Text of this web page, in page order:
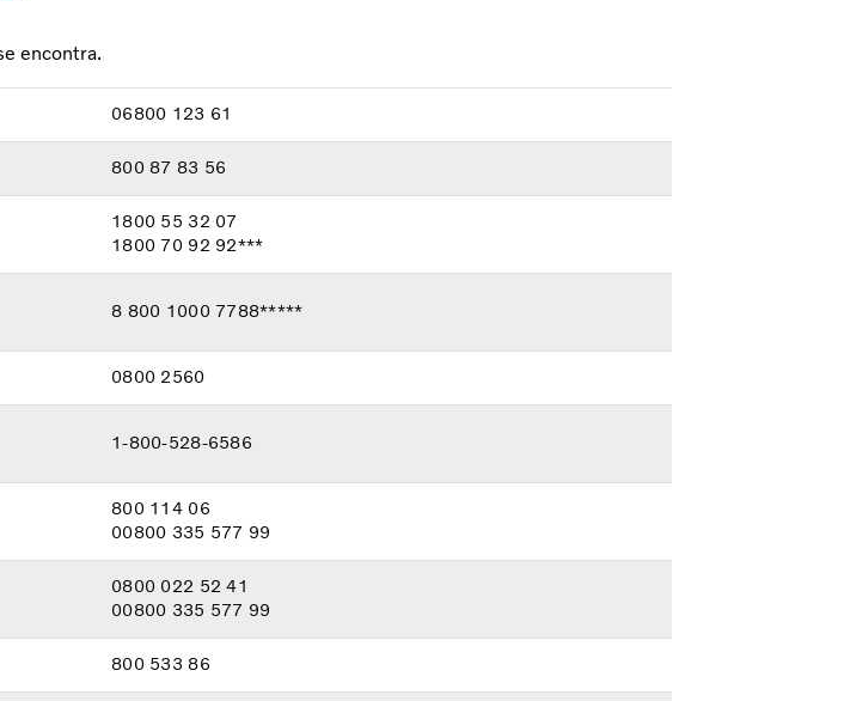
encontra.
06800 123 61
800 87 83 56
1800 55 32 07
1800 70 92 92***
8 800 1000 7788*****
0800 2560
1-800-528-6586
800 114 06
00800 335 577 99
0800 022 52 41
00800 335 577 99
800 533 86